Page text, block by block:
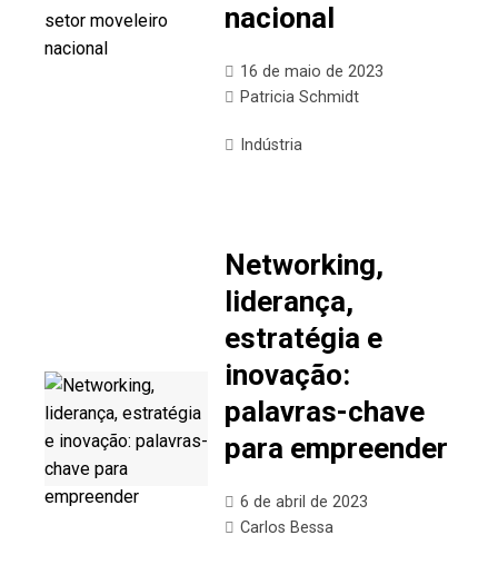
nacional
16 de maio de 2023
Patricia Schmidt
Indústria
Networking,
liderança,
estratégia e
inovação:
palavras-chave
para empreender
6 de abril de 2023
Carlos Bessa